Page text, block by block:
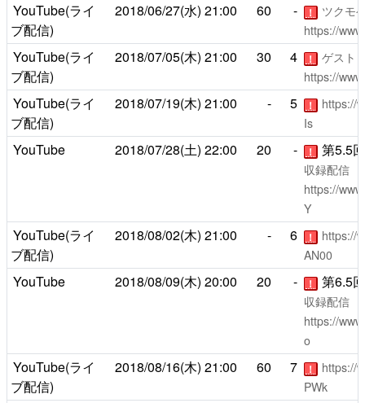
YouTube(ライ
ブ配信)
2018/06/27(水) 21:00 60 - ！
ツクモ
https://
YouTube(ライ
ブ配信)
2018/07/05(木) 21:00 30 4 ！
ゲスト
https://
YouTube(ライ
ブ配信)
2018/07/19(木) 21:00 - 5 ！
https://
Is
YouTube 2018/07/28(土) 22:00 20 - ！ 第5.5
収録配信
https://
Y
YouTube(ライ
ブ配信)
2018/08/02(木) 21:00 - 6 ！
https://
AN00
YouTube 2018/08/09(木) 20:00 20 - ！ 第6.5
収録配信
https://
o
YouTube(ライ
ブ配信)
2018/08/16(木) 21:00 60 7 ！
https://
PWk